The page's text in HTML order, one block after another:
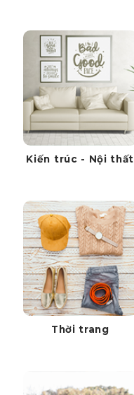
Kiến trúc - Nội thất
Thời trang